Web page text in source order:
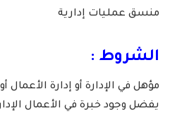
منسق عمليات إدارية
الشروط :
مؤهل في الإدارة أو إدارة
يفضل وجود خبرة في الأعمال